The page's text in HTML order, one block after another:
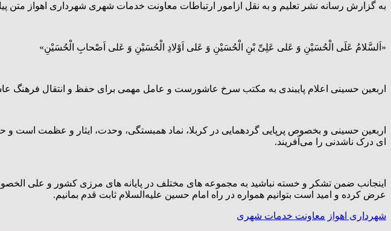
به گزارش رسانه نشر تعلیم و به نقل ازامور ارتباطات معاونت خدمات شهری شهرداری اهواز
«اَلسَّلامُ عَلَى الْحُسَیْنِ وَ عَلى عَلِىِّ بْنِ الْحُسَیْنِ وَ عَلى اَوْلادِ الْحُسَیْنِ وَ عَلى اَصْحابِ الْحُسَیْنِ»
اربعین حسینی اعلام پایبندی به مکتب سرخ عاشورست و عامل مهمی برای حفظ و انتقال فرهنگ
اربعین حسینی و بخصوص پرپایی گردهمایی در کربلا، نماد همبستگی، وحدت، ایثار و عظمت
ای درک ناشدنی را می‌آفریند.
اینجانب ضمن تشکر و خسته نباشید به مجموعه های مختلف در پایانه های مرزی کشور و علی
عرض کرده و امید است بتوانیم همواره در راه امام حسین علیه‌السلام ثابت قدم بمانیم.
شهرداری اهواز معاونت خدمات شهری